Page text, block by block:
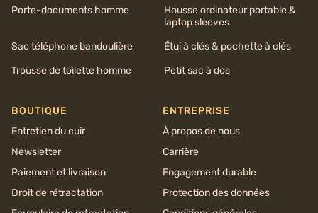
Porte-documents homme
Housse ordinateur portable &
laptop sleeves
Sac téléphone bandoulière
Étui à clés & pochette à clés
Trousse de toilette homme
Petit sac à dos
BOUTIQUE
Entretien du cuir
Newsletter
Paiement et livraison
Droit de rétractation
ENTREPRISE
À propos de nous
Carrière
Engagement durable
Protection des données